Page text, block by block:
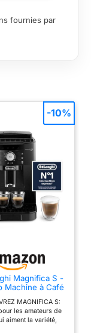
fournies par
Magnifica S -
Machine à Café
à Lait Manuel,
à Espresso et
Panneau de
MAGNIFICA S:
les amateurs de
aiment la variété,
-10%